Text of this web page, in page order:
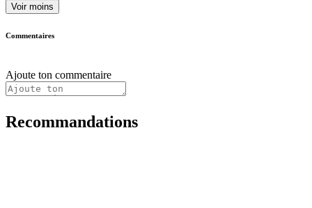
Voir moins
Commentaires
Ajoute ton commentaire
Recommandations